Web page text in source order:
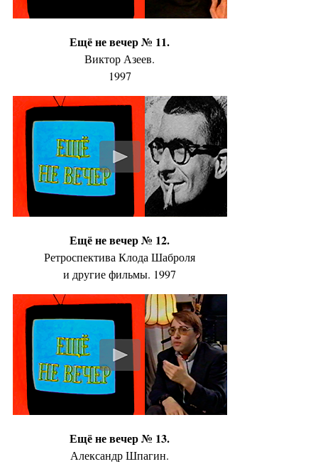
Ещё не вечер № 11.
Виктор Азеев.
1997
Ещё не вечер № 12.
Ретроспектива Клода Шаброля
и другие фильмы. 1997
Ещё не вечер № 13.
Александр Шпагин.